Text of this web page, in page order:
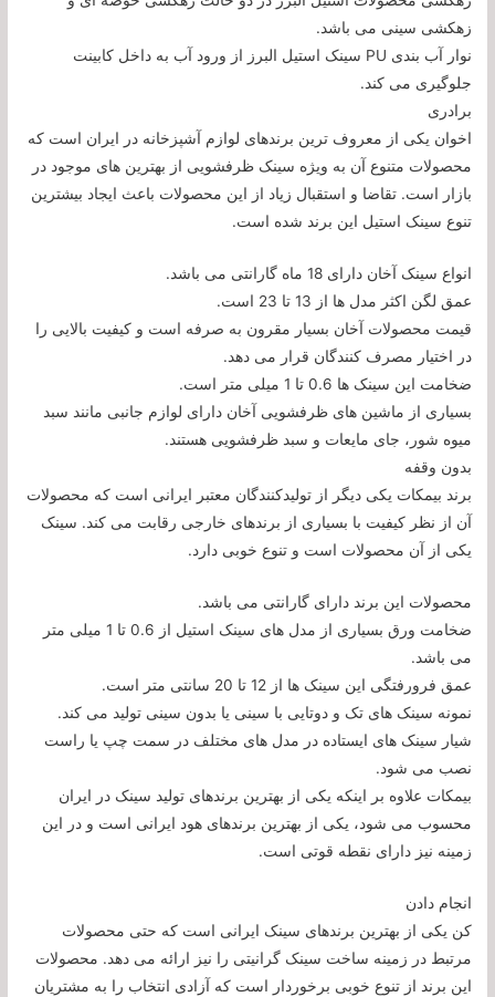
زهکشی سینی می باشد.
نوار آب بندی PU سینک استیل البرز از ورود آب به داخل کابینت
جلوگیری می کند.
برادری
اخوان یکی از معروف ترین برندهای لوازم آشپزخانه در ایران است که
محصولات متنوع آن به ویژه سینک ظرفشویی از بهترین های موجود در
بازار است. تقاضا و استقبال زیاد از این محصولات باعث ایجاد بیشترین
تنوع سینک استیل این برند شده است.
انواع سینک آخان دارای 18 ماه گارانتی می باشد.
عمق لگن اکثر مدل ها از 13 تا 23 است.
قیمت محصولات آخان بسیار مقرون به صرفه است و کیفیت بالایی را
در اختیار مصرف کنندگان قرار می دهد.
ضخامت این سینک ها 0.6 تا 1 میلی متر است.
بسیاری از ماشین های ظرفشویی آخان دارای لوازم جانبی مانند سبد
میوه شور، جای مایعات و سبد ظرفشویی هستند.
بدون وقفه
برند بیمکات یکی دیگر از تولیدکنندگان معتبر ایرانی است که محصولات
آن از نظر کیفیت با بسیاری از برندهای خارجی رقابت می کند. سینک
یکی از آن محصولات است و تنوع خوبی دارد.
محصولات این برند دارای گارانتی می باشد.
ضخامت ورق بسیاری از مدل های سینک استیل از 0.6 تا 1 میلی متر
می باشد.
عمق فرورفتگی این سینک ها از 12 تا 20 سانتی متر است.
نمونه سینک های تک و دوتایی با سینی یا بدون سینی تولید می کند.
شیار سینک های ایستاده در مدل های مختلف در سمت چپ یا راست
نصب می شود.
بیمکات علاوه بر اینکه یکی از بهترین برندهای تولید سینک در ایران
محسوب می شود، یکی از بهترین برندهای هود ایرانی است و در این
زمینه نیز دارای نقطه قوتی است.
انجام دادن
کن یکی از بهترین برندهای سینک ایرانی است که حتی محصولات
مرتبط در زمینه ساخت سینک گرانیتی را نیز ارائه می دهد. محصولات
این برند از تنوع خوبی برخوردار است که آزادی انتخاب را به مشتریان